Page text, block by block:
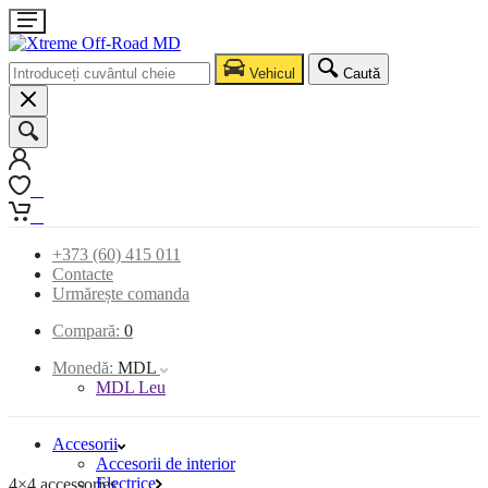
Vehicul Caută
+373 (60) 415 011
Contacte
Urmărește comanda
Compară: 0
Monedă: MDL
MDL Leu
Accesorii
Accesorii de interior
Electrice
4×4 accessories